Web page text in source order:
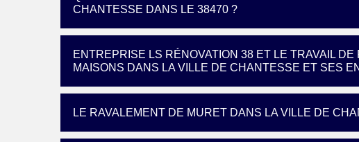
CHANTESSE DANS LE 38470 ?
ENTREPRISE LS RÉNOVATION 38 ET LE TRAVAIL
MAISONS DANS LA VILLE DE CHANTESSE ET SES
LE RAVALEMENT DE MURET DANS LA VILLE DE